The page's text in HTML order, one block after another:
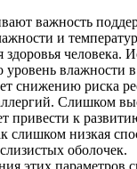
важность
и
человека.
уровень влажности
снижению риска
Слишком
привести к
слишком низкая
оболочек.
этих параметров